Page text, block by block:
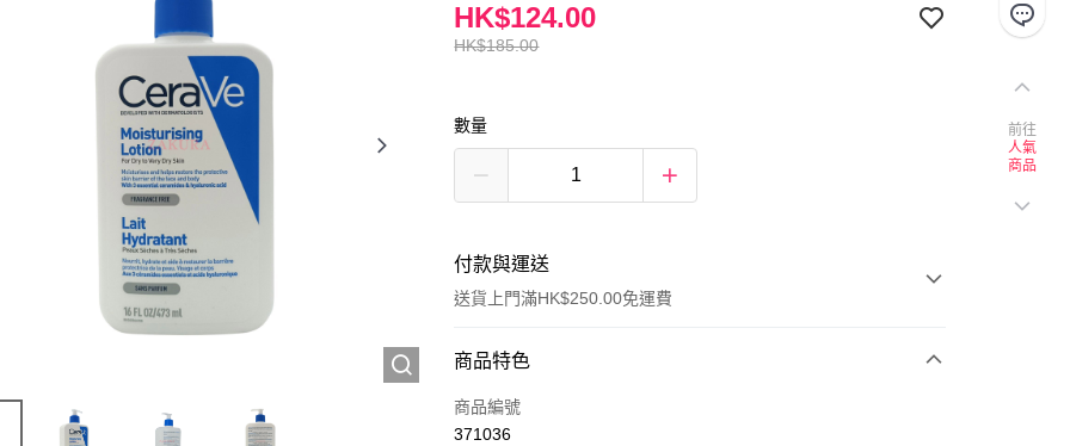
HK$185.00
HK$124.00
數量
付款與運送
送貨上門滿HK$250.00免運費
付款方式
信用卡
商品特色
商品編號
371036
前往
人氣
商品